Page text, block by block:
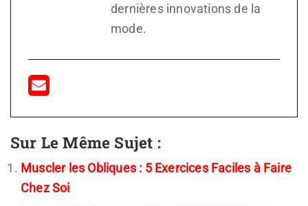
dernières innovations de la
mode.
Sur Le Même Sujet :
Muscler les Obliques : 5 Exercices Faciles à Faire
Chez Soi